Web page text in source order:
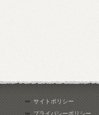
サイトポリシー
プライバシーポリシー